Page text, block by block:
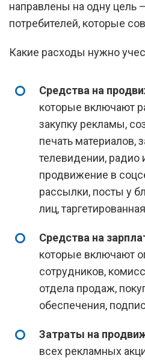
направлены на одну цель
потребителей, которые
Какие расходы нужно
Средства на
которые включают
закупку рекламы,
печать материалов,
телевидении, радио
продвижение в
рассылки, посты у
лиц,
Средства на
которые включают
сотрудников,
отдела продаж,
обеспечения,
Затраты на
всех рекламных